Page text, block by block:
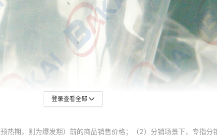
登录查看全部
热期，则为爆发期）前的商品销售价格；（2）分销场景下，专指